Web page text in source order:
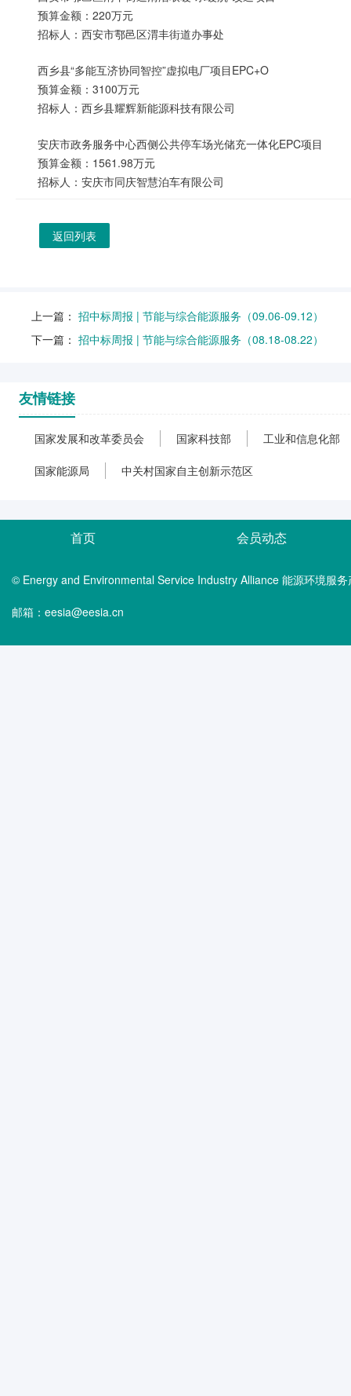
预算金额：220万元
招标人：西安市鄠邑区渭丰街道办事处
西乡县“多能互济协同智控”虚拟电厂项目EPC+O
预算金额：3100万元
招标人：西乡县耀辉新能源科技有限公司
安庆市政务服务中心西侧公共停车场光储充一体化EPC项目
预算金额：1561.98万元
招标人：安庆市同庆智慧泊车有限公司
返回列表
上一篇： 招中标周报 | 节能与综合能源服务（09.06-09.12）
下一篇： 招中标周报 | 节能与综合能源服务（08.18-08.22）
友情链接
国家发展和改革委员会 国家科技部 工业和信息化部
国家能源局 中关村国家自主创新示范区
首页 会员动态
© Energy and Environmental Service Industry Alliance 能源环境服
邮箱：eesia@eesia.cn